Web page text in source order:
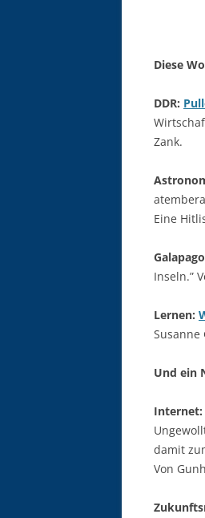
Diese
DDR:
Zank.
Eine
Inseln.”
Lernen:
Susanne
Und ein
Internet:
damit
Von